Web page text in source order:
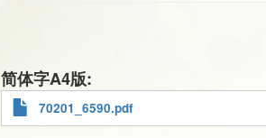
简体字A4版
70201_6590.pdf